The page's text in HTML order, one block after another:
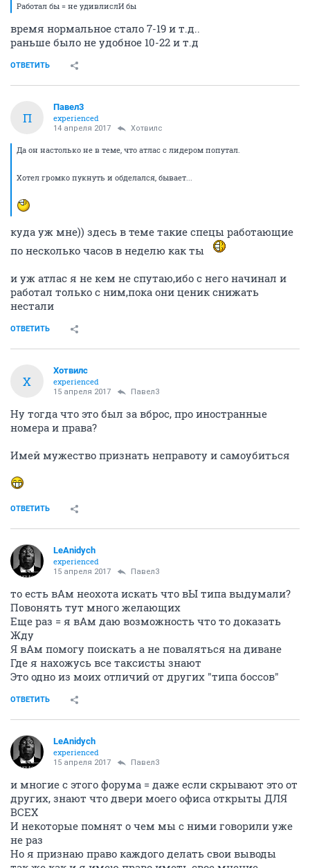
Работал бы = не удивлислИ бы
время нормальное стало 7-19 и т.д..
раньше было не удобное 10-22 и т.д
ОТВЕТИТЬ
П
Павел3
experienced
14 апреля 2017 Хотвилс
Да он настолько не в теме, что атлас с лидером попутал.
Хотел громко пукнуть и обделался, бывает...
куда уж мне)) здесь в теме такие спецы работающие
по несколько часов в неделю как ты
и уж атлас я не кем не спутаю,ибо с него начинал и
работал только с ним,пока они ценик снижать
нестали
ОТВЕТИТЬ
Х
Хотвилс
experienced
15 апреля 2017 Павел3
Ну тогда что это был за вброс, про иностранные
номера и права?
Имей мужество признать неправоту и самоубиться
ОТВЕТИТЬ
LeAnidych
experienced
15 апреля 2017 Павел3
то есть вАм неохота искать что вЫ типа выдумали?
Повонять тут много желающих
Еще раз = я вАм даю возможность что то доказать
Жду
Я вАм помогу поискать а не поваляться на диване
Где я нахожусь все таксисты знают
Это одно из моих отличий от других "типа боссов"
ОТВЕТИТЬ
LeAnidych
experienced
15 апреля 2017 Павел3
и многие с этого форума = даже если скрывают это от
других, знают что двери моего офиса открыты ДЛЯ
ВСЕХ
И некоторые помнят о чем мы с ними говорили уже
не раз
Но я признаю право каждого делать свои выводы